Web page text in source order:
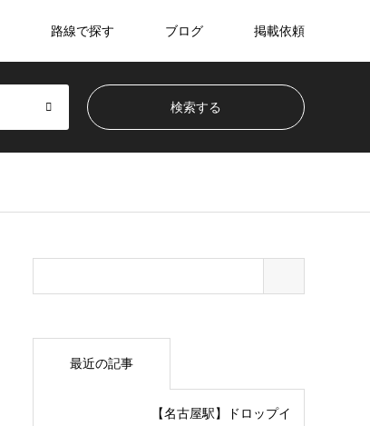
路線で探す ブログ 掲載依頼
最近の記事
【名古屋駅】ドロップイ